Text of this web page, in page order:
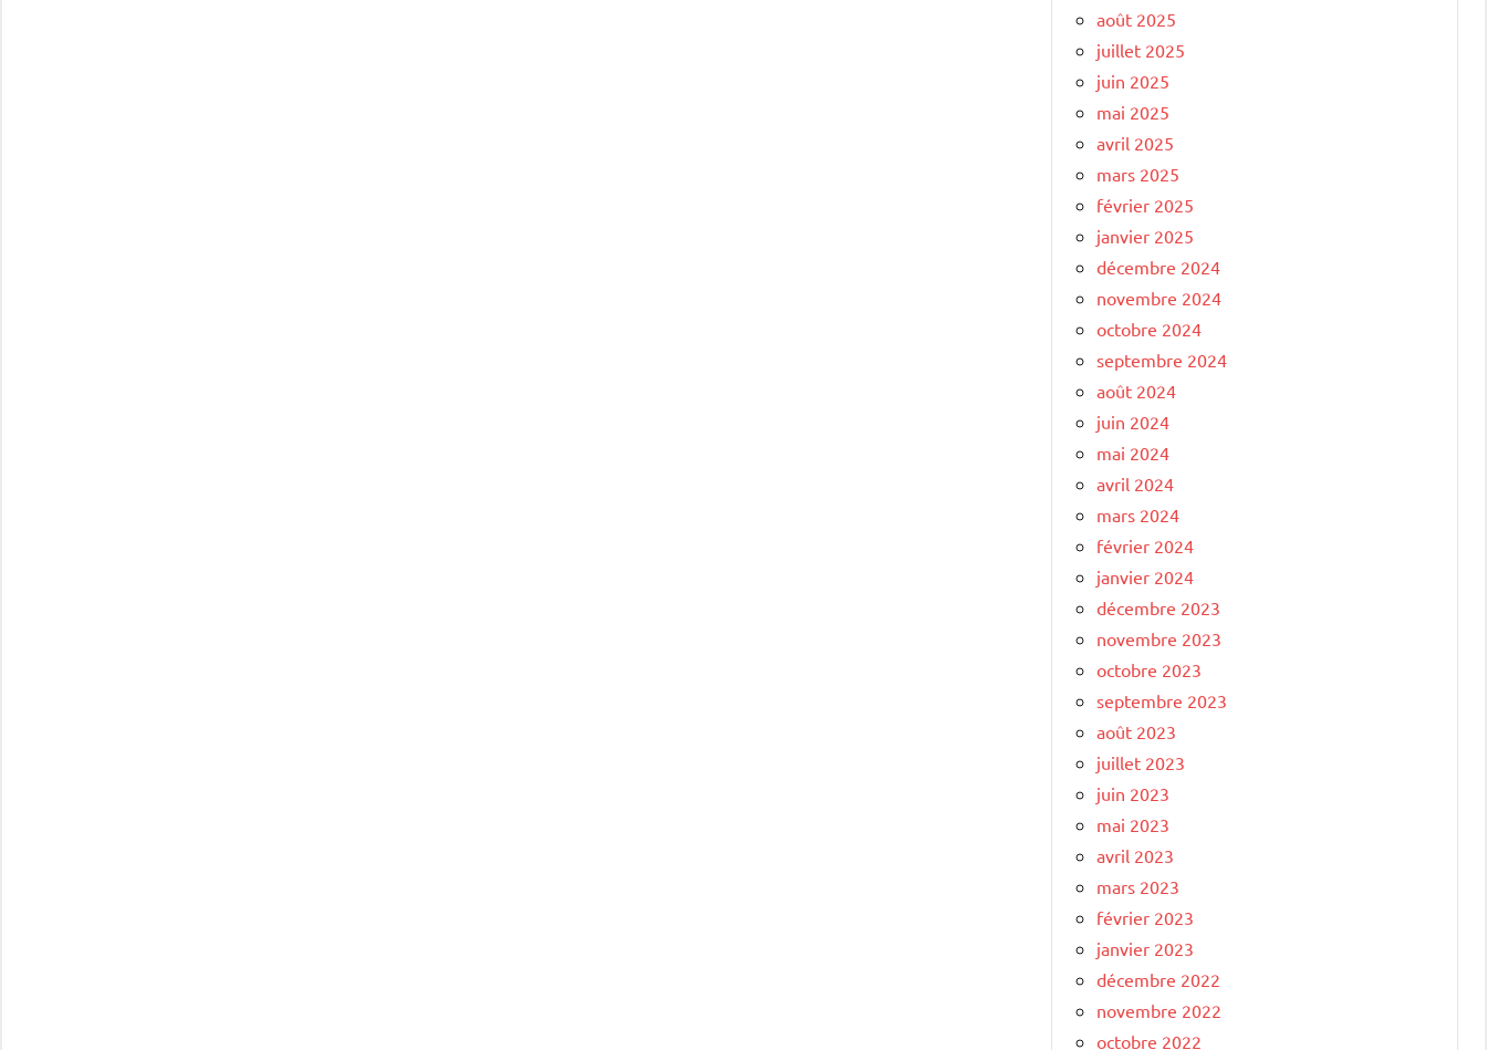
août 2025
juillet 2025
juin 2025
mai 2025
avril 2025
mars 2025
février 2025
janvier 2025
décembre 2024
novembre 2024
octobre 2024
septembre 2024
août 2024
juin 2024
mai 2024
avril 2024
mars 2024
février 2024
janvier 2024
décembre 2023
novembre 2023
octobre 2023
septembre 2023
août 2023
juillet 2023
juin 2023
mai 2023
avril 2023
mars 2023
février 2023
janvier 2023
décembre 2022
novembre 2022
octobre 2022